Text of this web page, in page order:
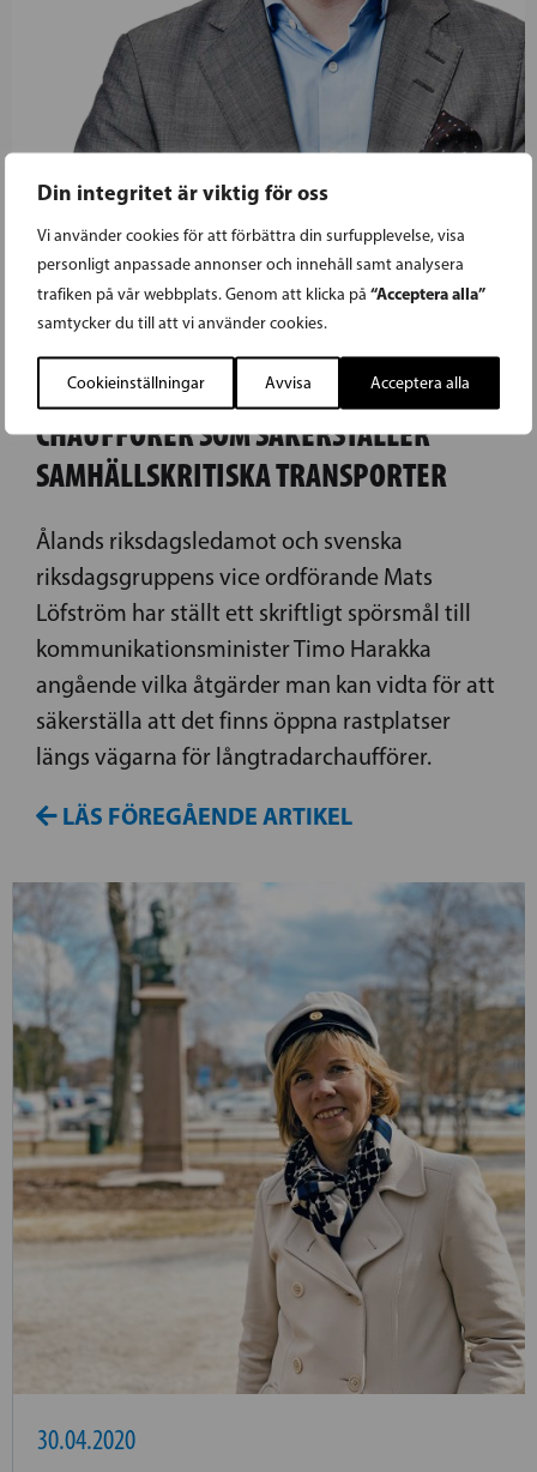
Din integritet är viktig för oss
Vi använder cookies för att förbättra din surfupplevelse, visa
personligt anpassade annonser och innehåll samt analysera
trafiken på vår webbplats. Genom att klicka på “Acceptera alla”
samtycker du till att vi använder cookies.
Cookieinställningar Avvisa Acceptera alla
29.04.2020
ÅLANDS RIKSDAGSLEDAMOT MATS
LÖFSTRÖM: VIKTIGT ATT DET FINNS
TILLRÄCKLIGT MED RASTPLATSER FÖR
CHAUFFÖRER SOM SÄKERSTÄLLER
SAMHÄLLSKRITISKA TRANSPORTER
Ålands riksdagsledamot och svenska
riksdagsgruppens vice ordförande Mats
Löfström har ställt ett skriftligt spörsmål till
kommunikationsminister Timo Harakka
angående vilka åtgärder man kan vidta för att
säkerställa att det finns öppna rastplatser
längs vägarna för långtradarchaufförer.
LÄS FÖREGÅENDE ARTIKEL
30.04.2020